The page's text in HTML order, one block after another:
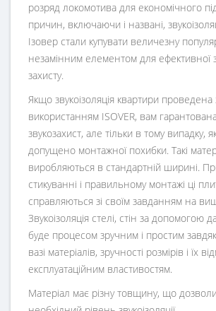
розряд локомотива для економічного
причин, включаючи і названі,
Ізовер стали купувати величезну
незамінним елементом для ефективної
захисту.
Якщо звукоізоляція квартири
використанням ISOVER, вам
звукозахист, але тільки в тому випадку,
допущено монтажної похибки. Такі
виробляються в стандартній ширині.
стикуванні і правильному монтажі ці
справляються зі своїм завданням на
Звукоізоляція стелі, стін за допомогою
буде процесом зручним і простим
вазі матеріалів, зручності розмірів і їх
експлуатаційним властивостям.
Матеріал має різну товщину, що